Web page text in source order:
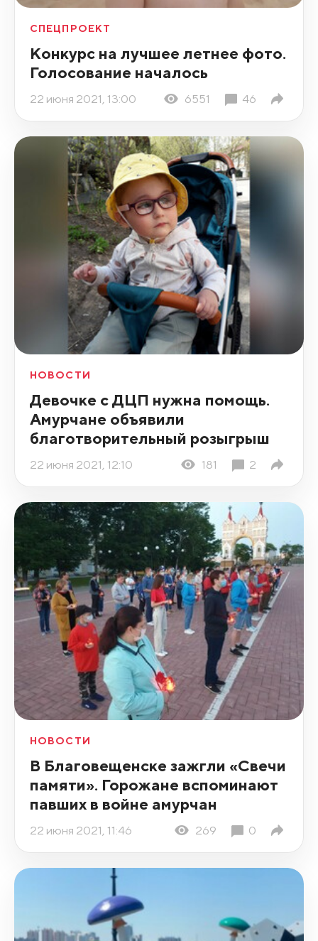
СПЕЦПРОЕКТ
Конкурс на лучшее летнее фото.
Голосование началось
22 июня 2021, 13:00 6551 46
НОВОСТИ
Девочке с ДЦП нужна помощь.
Амурчане объявили
благотворительный розыгрыш
22 июня 2021, 12:10 181 2
НОВОСТИ
В Благовещенске зажгли «Свечи
памяти». Горожане вспоминают
павших в войне амурчан
22 июня 2021, 11:46 269 0